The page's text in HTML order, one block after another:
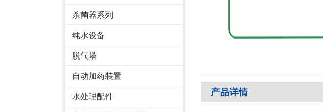
杀菌器系列
纯水设备
脱气塔
自动加药装置
水处理配件 产品详情